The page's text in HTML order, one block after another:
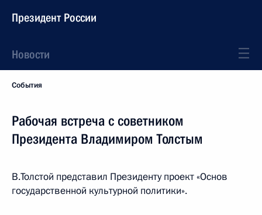
Президент России
Новости
События
Рабочая встреча с советником
Президента Владимиром Толстым
В.Толстой представил Президенту проект «Основ
государственной культурной политики».